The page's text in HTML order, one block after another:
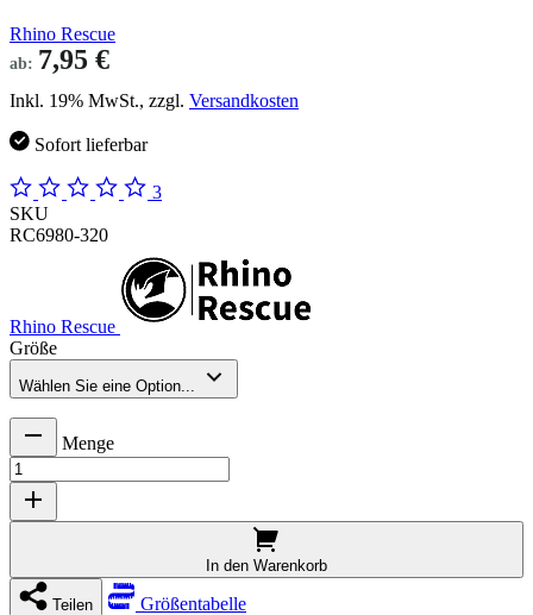
Rhino Rescue
ab: 7,95 €
Inkl. 19% MwSt., zzgl. Versandkosten
Sofort lieferbar
3
SKU
RC6980-320
Rhino Rescue
Größe
Wählen Sie eine Option...
Menge
In den Warenkorb
Teilen Größentabelle